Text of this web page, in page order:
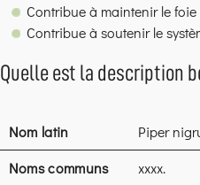
Contribue à maintenir le
Contribue à soutenir le
Quelle est la description
Nom latin
Piper
Noms communs
xxxx.